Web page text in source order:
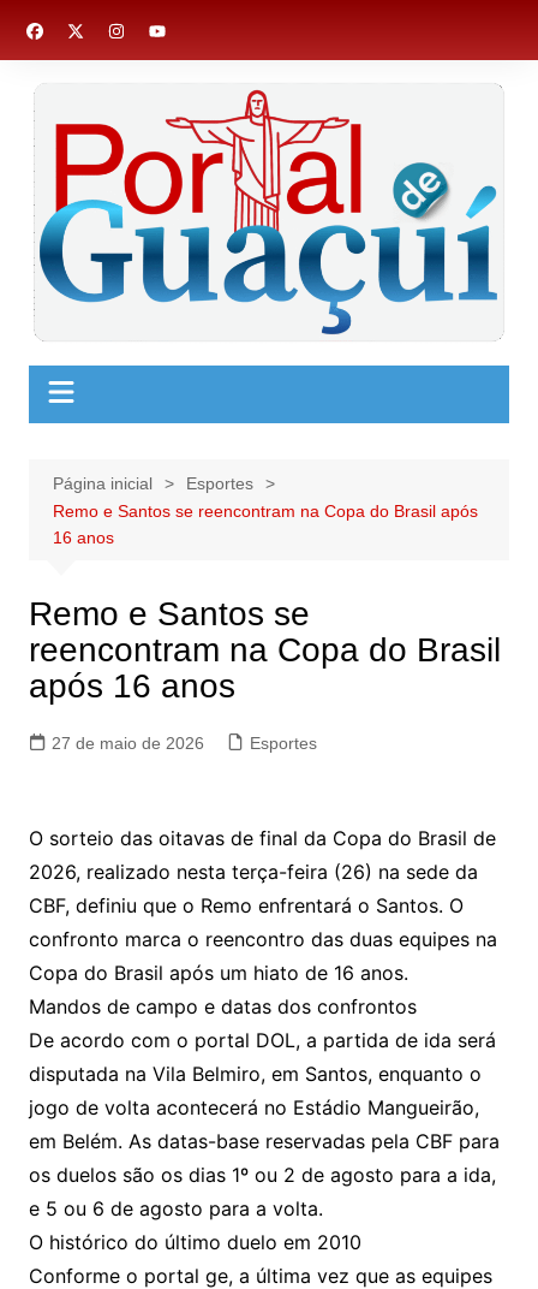
para
Página inicial
Esportes
Remo e Santos se reencontram na Copa do Brasil após
16 anos
Remo e Santos se
reencontram na Copa do Brasil
após 16 anos
27 de maio de 2026 Esportes
O sorteio das oitavas de final da Copa do Brasil de
2026, realizado nesta terça-feira (26) na sede da
CBF, definiu que o Remo enfrentará o Santos. O
confronto marca o reencontro das duas equipes na
Copa do Brasil após um hiato de 16 anos.
Mandos de campo e datas dos confrontos
De acordo com o portal DOL, a partida de ida será
disputada na Vila Belmiro, em Santos, enquanto o
jogo de volta acontecerá no Estádio Mangueirão,
em Belém. As datas-base reservadas pela CBF para
os duelos são os dias 1º ou 2 de agosto para a ida,
e 5 ou 6 de agosto para a volta.
O histórico do último duelo em 2010
Conforme o portal ge, a última vez que as equipes